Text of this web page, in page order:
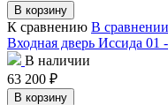
В корзину
К сравнению В сравнении
Входная дверь Иссида 01
В наличии
63 200 ₽
В корзину